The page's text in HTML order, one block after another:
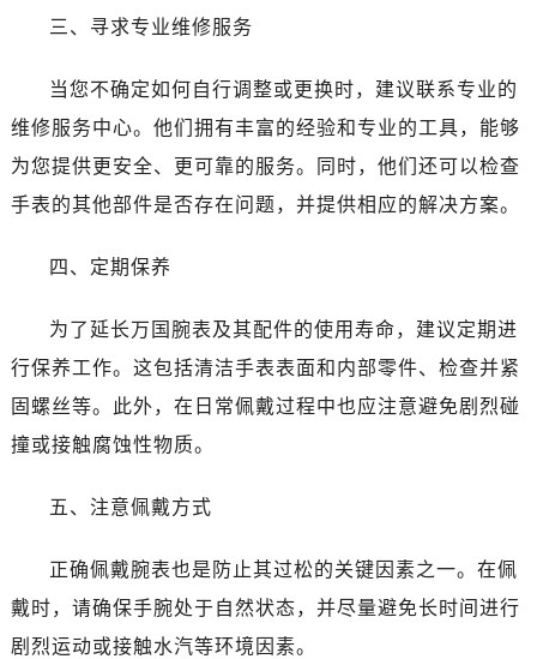
三、寻求专业维修服务
当您不确定如何自行调整或更换时，建议联系专业的
维修服务中心。他们拥有丰富的经验和专业的工具，能够
为您提供更安全、更可靠的服务。同时，他们还可以检查
手表的其他部件是否存在问题，并提供相应的解决方案。
四、定期保养
为了延长万国腕表及其配件的使用寿命，建议定期进
行保养工作。这包括清洁手表表面和内部零件、检查并紧
固螺丝等。此外，在日常佩戴过程中也应注意避免剧烈碰
撞或接触腐蚀性物质。
五、注意佩戴方式
正确佩戴腕表也是防止其过松的关键因素之一。在佩
戴时，请确保手腕处于自然状态，并尽量避免长时间进行
剧烈运动或接触水汽等环境因素。